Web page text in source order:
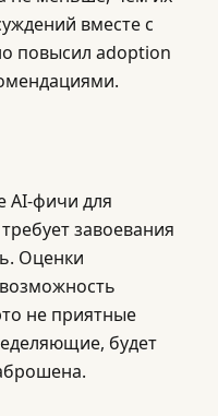
вместе с
повысил adoption
AI-фичи для
завоевания
Оценки
не приятные
будет